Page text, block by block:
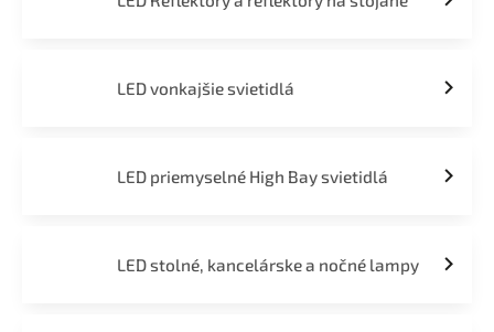
LED vonkajšie svietidlá
LED priemyselné High Bay svietidlá
LED stolné, kancelárske a nočné lampy